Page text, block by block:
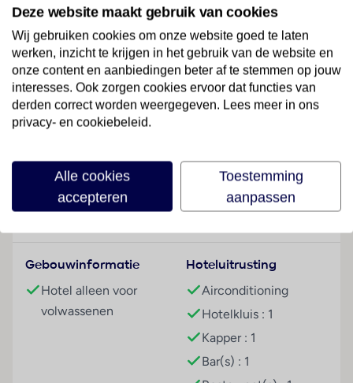
vakantie onder elkaar willen zijn alle voorwaarden
voor een aangenaam verblijf.
Hotelfaciliteiten
Het vriendelijke personeel aan de receptie is graag bij
alle vragen behulpzaam. Het voorzieningenaanbod
van het resort bevat een bagagedepot en een kluis.
excursies. Buiten biedt een tuin extra ruimte voor
ontspanning en recreatie. Tot de overige
voorzieningen van het vakantiecomplex behoort een
tv-ruimte. Desgewenst beschikken de reizigers over
diensten horen een 24-uurs beveiligingsdienst, een
oppasservice, een Kinderopvang, een autoverhuur,
een medische dienst, een transferservice,
kapper, een muntwasserette en een eigen shuttlebus.
De omgeving kan door de aanwezigheid van de
Faciliteiten
Gebouwinformatie
Hotel alleen voor
volwassenen
Hoteluitrusting
Airconditioning
Hotelkluis : 1
Kapper : 1
Bar(s) : 1
Deze website maakt gebruik van cookies
Wij gebruiken cookies om onze website goed te laten
werken, inzicht te krijgen in het gebruik van de website en
onze content en aanbiedingen beter af te stemmen op jouw
interesses. Ook zorgen cookies ervoor dat functies van
derden correct worden weergegeven. Lees meer in ons
privacy- en cookiebeleid.
Alle cookies
accepteren
Toestemming
aanpassen